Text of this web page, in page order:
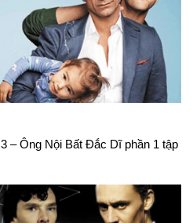
– Ông Nội Bất Đắc Dĩ phần 1 tập